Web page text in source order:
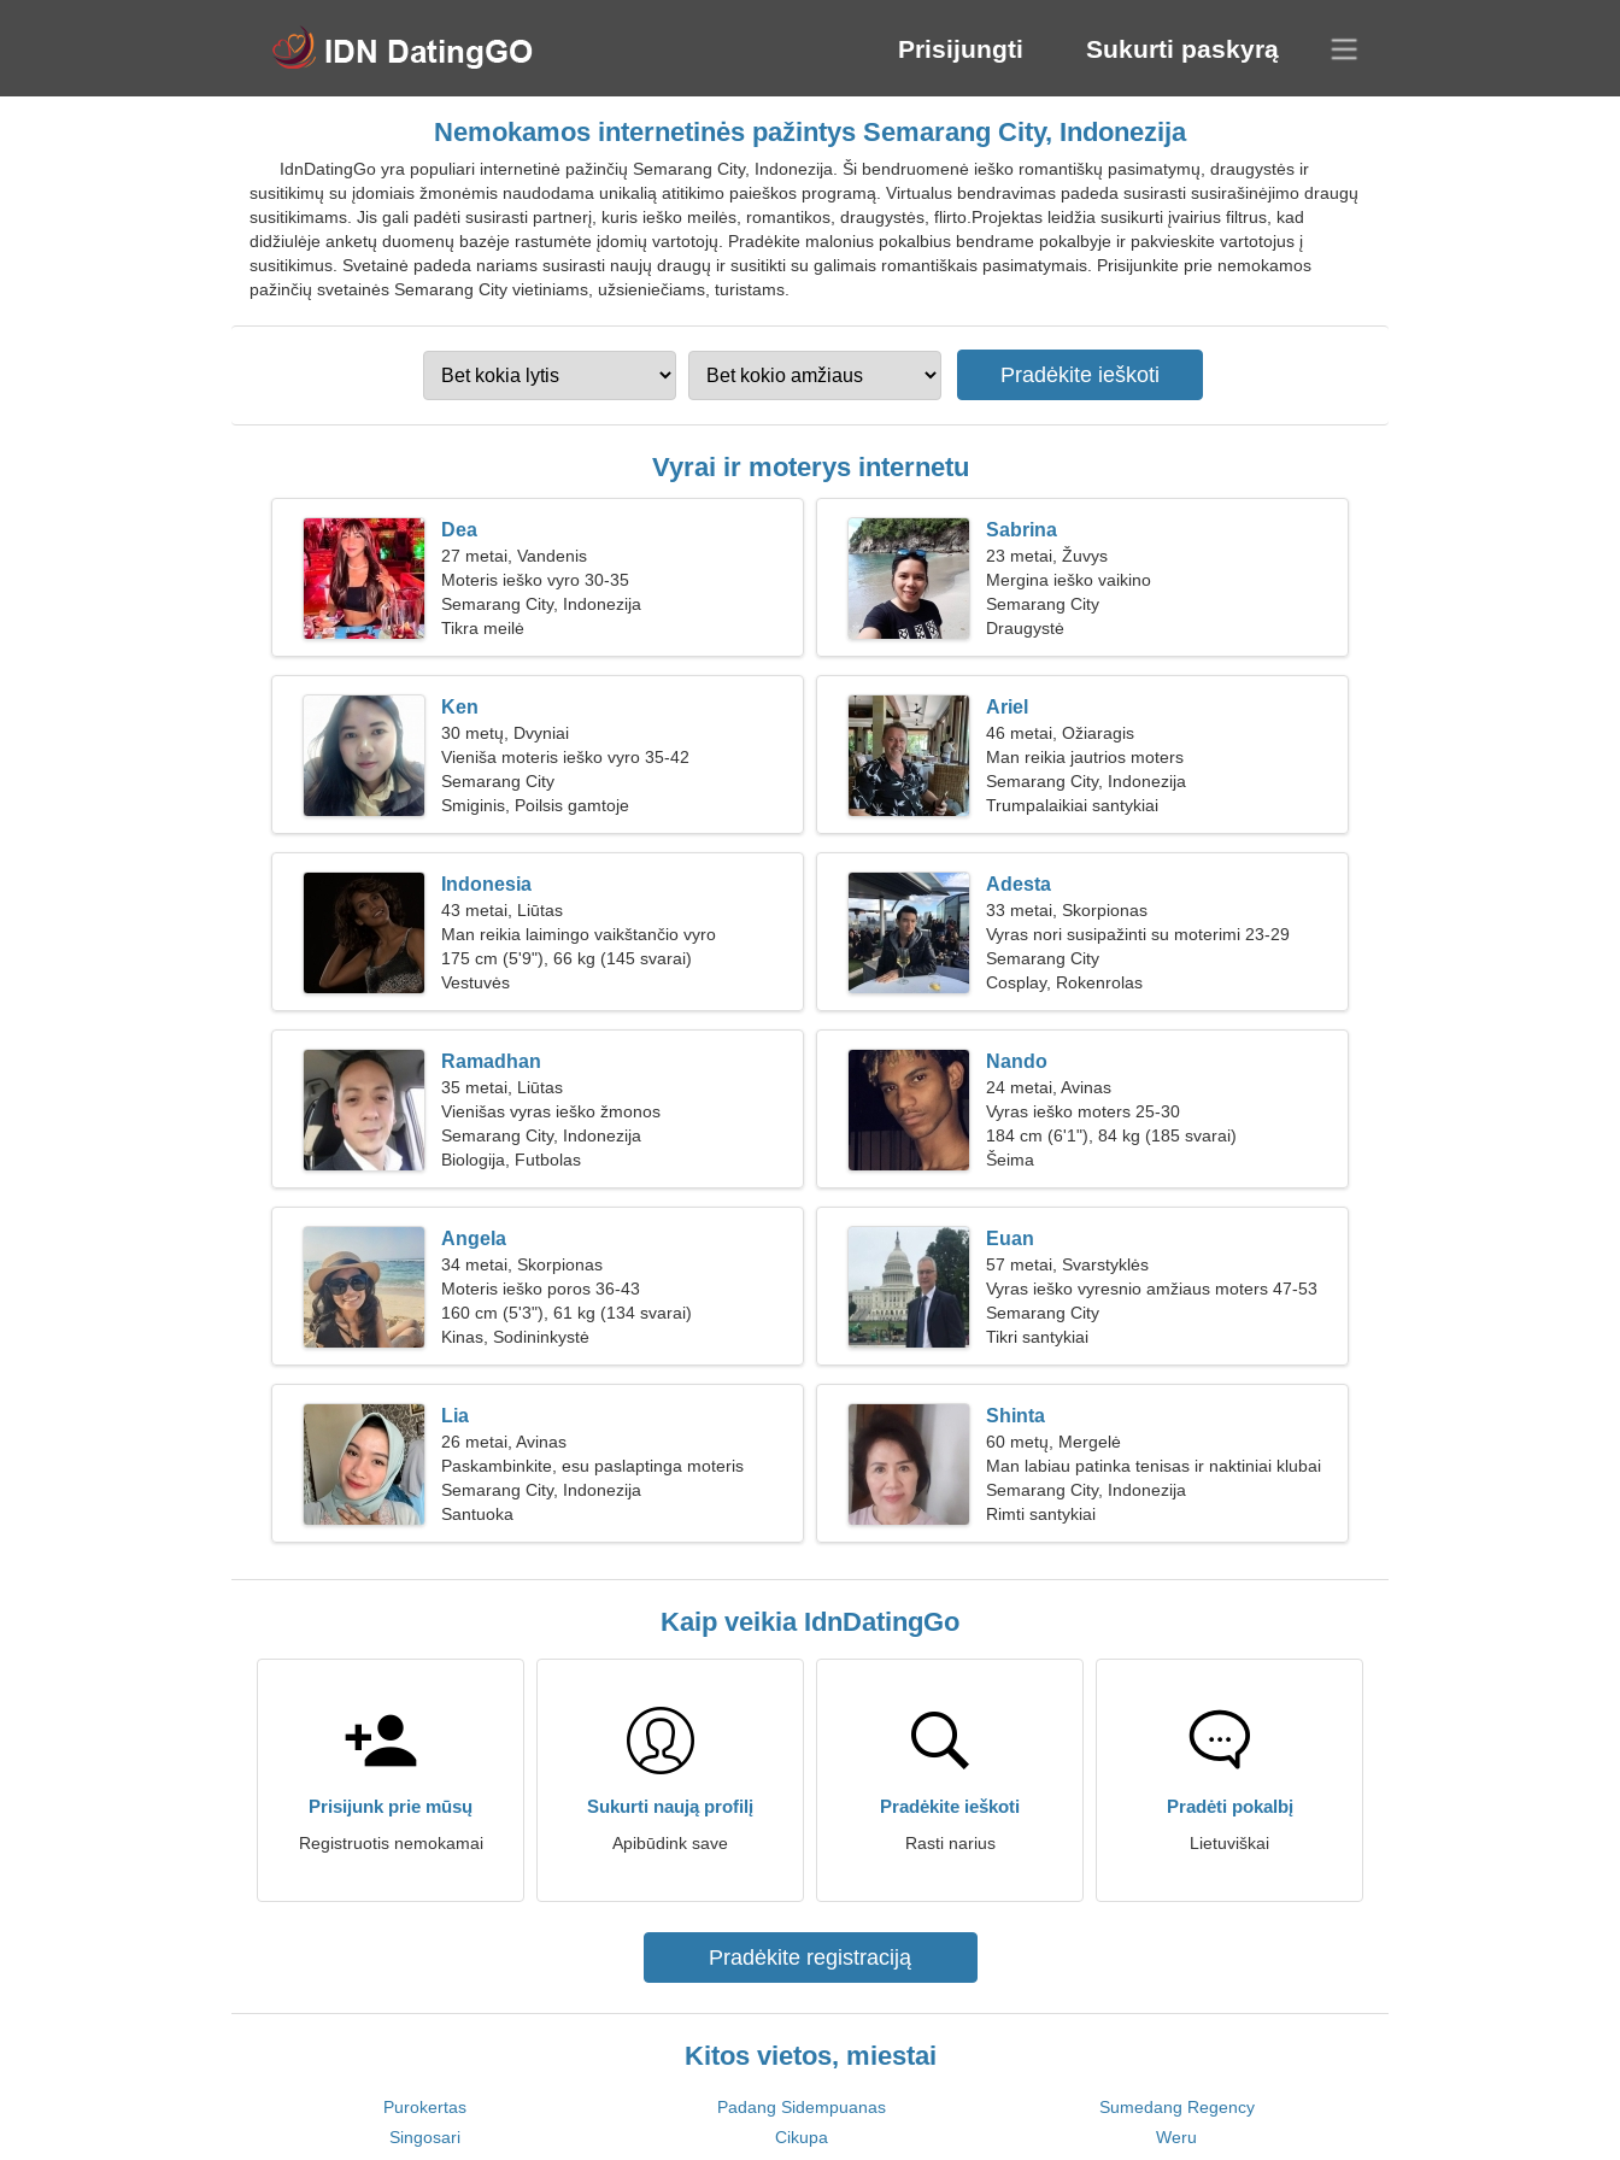
Prisijungti Sukurti paskyrą
Nemokamos internetinės pažintys Semarang City, Indonezija
IdnDatingGo yra populiari internetinė pažinčių Semarang City, Indonezija. Ši bendruomenė ieško romantiškų pasimatymų, draugystės ir
susitikimų su įdomiais žmonėmis naudodama unikalią atitikimo paieškos programą. Virtualus bendravimas padeda susirasti susirašinėjimo draugų
susitikimams. Jis gali padėti susirasti partnerį, kuris ieško meilės, romantikos, draugystės, flirto.Projektas leidžia susikurti įvairius filtrus, kad
didžiulėje anketų duomenų bazėje rastumėte įdomių vartotojų. Pradėkite malonius pokalbius bendrame pokalbyje ir pakvieskite vartotojus į
susitikimus. Svetainė padeda nariams susirasti naujų draugų ir susitikti su galimais romantiškais pasimatymais. Prisijunkite prie nemokamos
pažinčių svetainės Semarang City vietiniams, užsieniečiams, turistams.
Vyrai ir moterys internetu
Dea
27 metai, Vandenis
Moteris ieško vyro 30-35
Semarang City, Indonezija
Tikra meilė
Sabrina
23 metai, Žuvys
Mergina ieško vaikino
Semarang City
Draugystė
Ken
30 metų, Dvyniai
Vieniša moteris ieško vyro 35-42
Semarang City
Smiginis, Poilsis gamtoje
Ariel
46 metai, Ožiaragis
Man reikia jautrios moters
Semarang City, Indonezija
Trumpalaikiai santykiai
Indonesia
43 metai, Liūtas
Man reikia laimingo vaikštančio vyro
175 cm (5'9"), 66 kg (145 svarai)
Vestuvės
Adesta
33 metai, Skorpionas
Vyras nori susipažinti su moterimi 23-29
Semarang City
Cosplay, Rokenrolas
Ramadhan
35 metai, Liūtas
Vienišas vyras ieško žmonos
Semarang City, Indonezija
Biologija, Futbolas
Nando
24 metai, Avinas
Vyras ieško moters 25-30
184 cm (6'1"), 84 kg (185 svarai)
Šeima
Angela
34 metai, Skorpionas
Moteris ieško poros 36-43
160 cm (5'3"), 61 kg (134 svarai)
Kinas, Sodininkystė
Euan
57 metai, Svarstyklės
Vyras ieško vyresnio amžiaus moters 47-53
Semarang City
Tikri santykiai
Lia
26 metai, Avinas
Paskambinkite, esu paslaptinga moteris
Semarang City, Indonezija
Santuoka
Shinta
60 metų, Mergelė
Man labiau patinka tenisas ir naktiniai klubai
Semarang City, Indonezija
Rimti santykiai
Kaip veikia IdnDatingGo
Prisijunk prie mūsų
Registruotis nemokamai
Sukurti naują profilį
Apibūdink save
Pradėkite ieškoti
Rasti narius
Pradėti pokalbį
Lietuviškai
Pradėkite registraciją
Kitos vietos, miestai
Purokertas Padang Sidempuanas
Sumedang Regency
Singosari
Cikupa
Weru